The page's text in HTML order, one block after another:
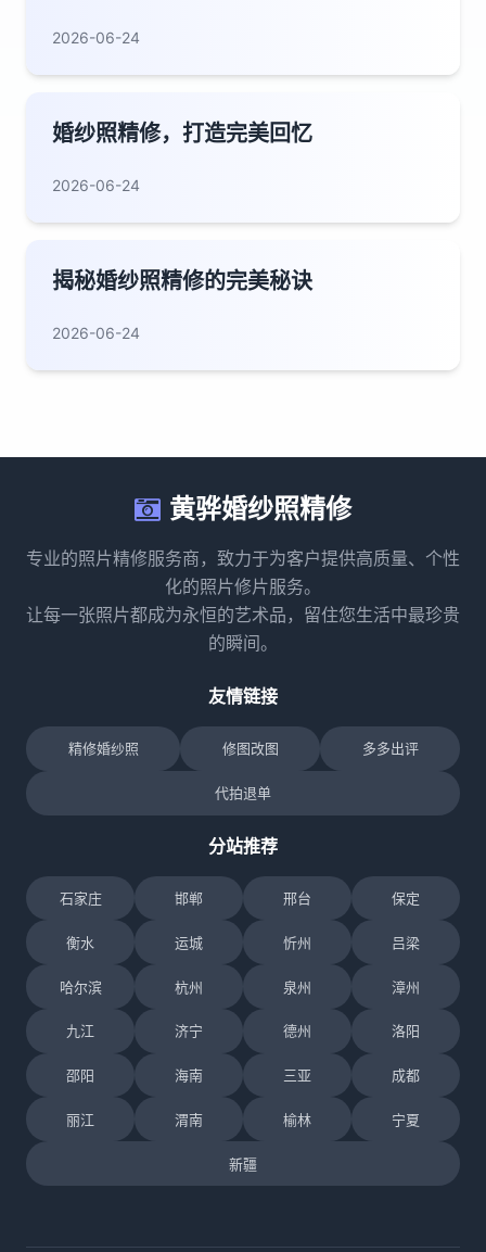
2026-06-24
婚纱照精修，打造完美回忆
2026-06-24
揭秘婚纱照精修的完美秘诀
2026-06-24
黄骅婚纱照精修
专业的照片精修服务商，致力于为客户提供高质量、个性
化的照片修片服务。
让每一张照片都成为永恒的艺术品，留住您生活中最珍贵
的瞬间。
友情链接
精修婚纱照 修图改图 多多出评
代拍退单
分站推荐
石家庄 邯郸 邢台 保定
衡水 运城 忻州 吕梁
哈尔滨 杭州 泉州 漳州
九江 济宁 德州 洛阳
邵阳 海南 三亚 成都
丽江 渭南 榆林 宁夏
新疆